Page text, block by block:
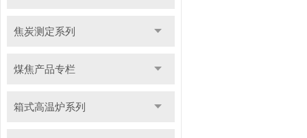
焦炭测定系列
煤焦产品专栏
箱式高温炉系列